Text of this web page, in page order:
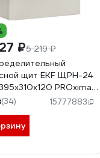
₽5 219 ₽
щит EKF ЩРН-24
PROxima
24
(34) 15777883